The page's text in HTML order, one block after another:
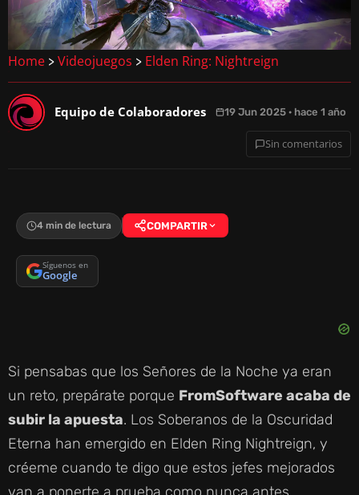
Home > Videojuegos > Elden Ring: Nightreign
Equipo de Colaboradores 19 Jun 2025 · hace 1 año
Sin comentarios
4 min de lectura COMPARTIR
Síguenos en
Google
Si pensabas que los Señores de la Noche ya eran
un reto, prepárate porque FromSoftware acaba de
subir la apuesta. Los Soberanos de la Oscuridad
Eterna han emergido en Elden Ring Nightreign, y
créeme cuando te digo que estos jefes mejorados